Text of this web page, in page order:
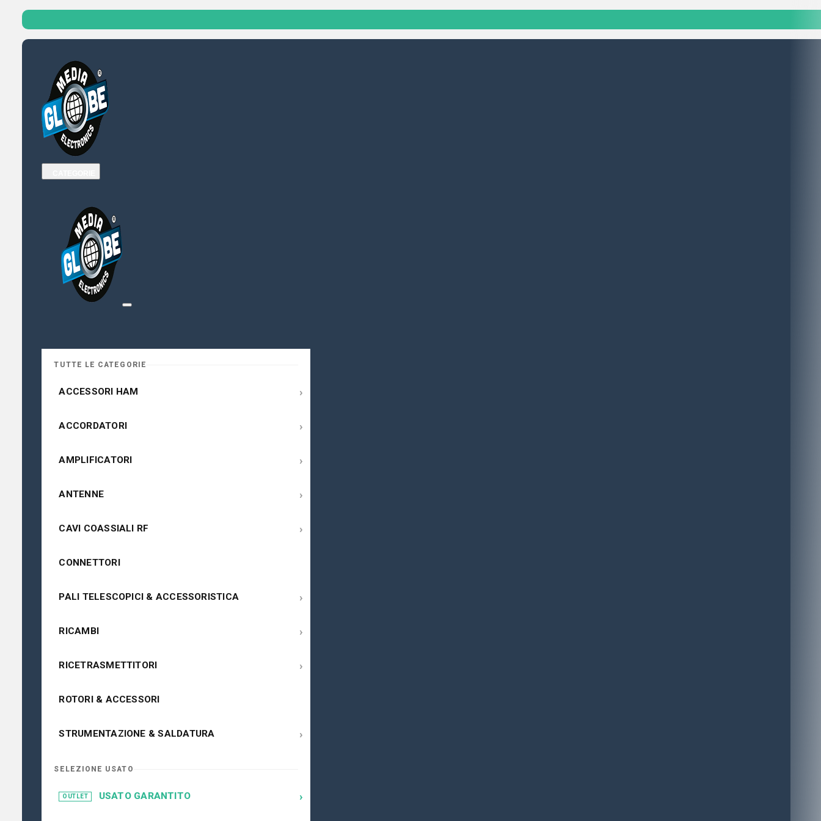
TUTTE LE CATEGORIE
ACCESSORI HAM ›
ACCORDATORI ›
AMPLIFICATORI ›
ANTENNE ›
CAVI COASSIALI RF ›
CONNETTORI
PALI TELESCOPICI & ACCESSORISTICA ›
RICAMBI ›
RICETRASMETTITORI ›
ROTORI & ACCESSORI
STRUMENTAZIONE & SALDATURA ›
SELEZIONE USATO
OUTLET USATO GARANTITO ›